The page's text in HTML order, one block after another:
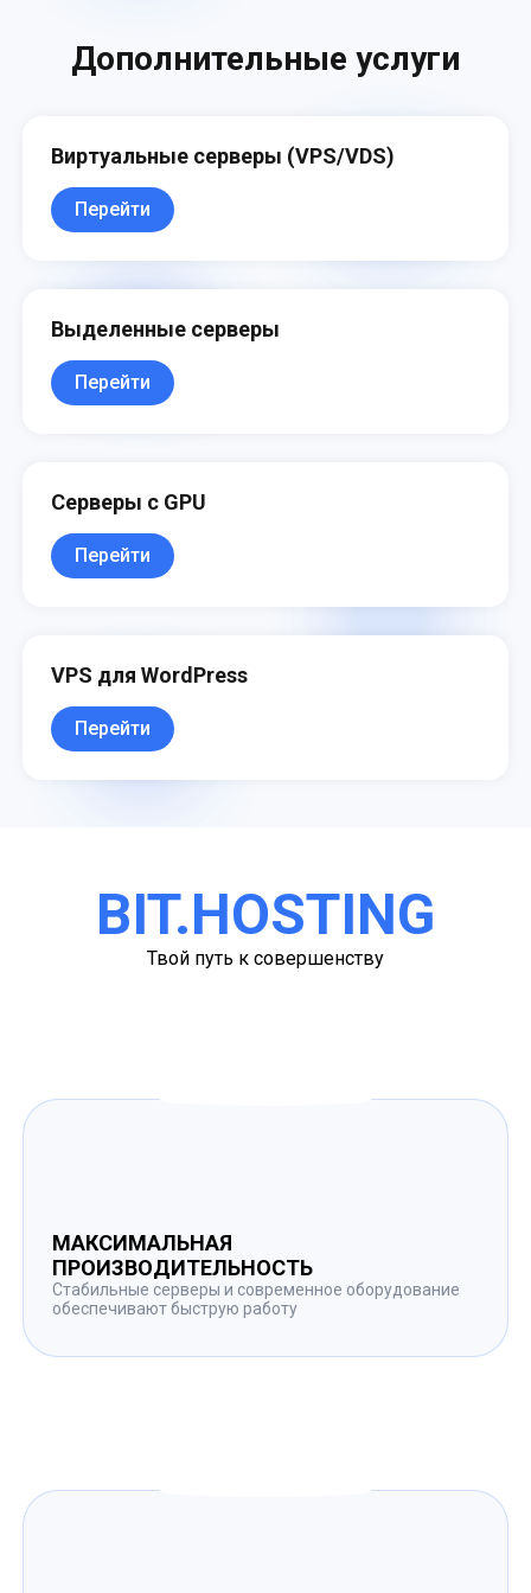
Дополнительные услуги
Виртуальные серверы (VPS/VDS)
Перейти
Выделенные серверы
Перейти
Серверы с GPU
Перейти
VPS для WordPress
Перейти
BIT.HOSTING
Твой путь к совершенству
МАКСИМАЛЬНАЯ
ПРОИЗВОДИТЕЛЬНОСТЬ
Стабильные серверы и современное оборудование
обеспечивают быструю работу